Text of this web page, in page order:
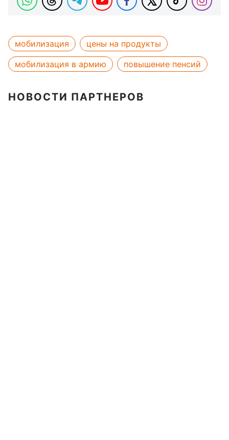
мобилизация
цены на продукты
мобилизация в армию
повышение пенсий
НОВОСТИ ПАРТНЕРОВ